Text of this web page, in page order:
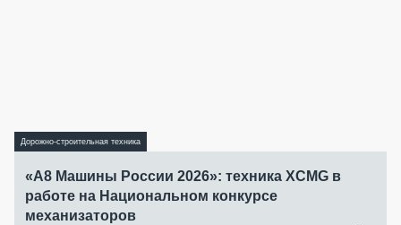
Дорожно-строительная техника
«А8 Машины России 2026»: техника XCMG в
работе на Национальном конкурсе
механизаторов